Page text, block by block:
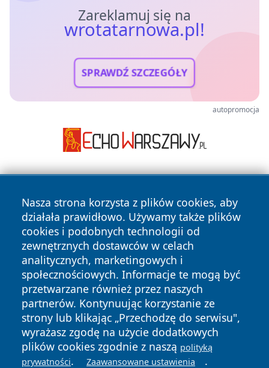
Zareklamuj się na
wrotatarnowa.pl!
SPRAWDŹ SZCZEGÓŁY
autopromocja
Nasza strona korzysta z plików cookies, aby
działała prawidłowo. Używamy także plików
cookies i podobnych technologii od
zewnętrznych dostawców w celach
analitycznych, marketingowych i
społecznościowych. Informacje te mogą być
przetwarzane również przez naszych
partnerów. Kontynuując korzystanie ze
strony lub klikając „Przechodzę do serwisu",
wyrażasz zgodę na użycie dodatkowych
plików cookies zgodnie z naszą polityką
prywatności. Zaawansowane ustawienia .
Copyright © 2026 wrotatarnowa.pl Wszystkie prawa
zastrzeżone.
News Autorzy
Polityka
Prywatności
Polityka
Cookies